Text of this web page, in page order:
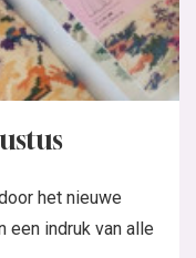
het nieuwe
een indruk van alle